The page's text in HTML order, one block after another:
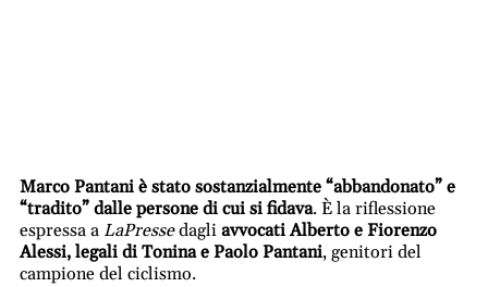
Marco Pantani è stato sostanzialmente “abbandonato” e
“tradito” dalle persone di cui si fidava. È la riflessione
espressa a LaPressedagli avvocati Alberto e Fiorenzo
Alessi, legali di Tonina e Paolo Pantani, genitori del
campione del ciclismo.